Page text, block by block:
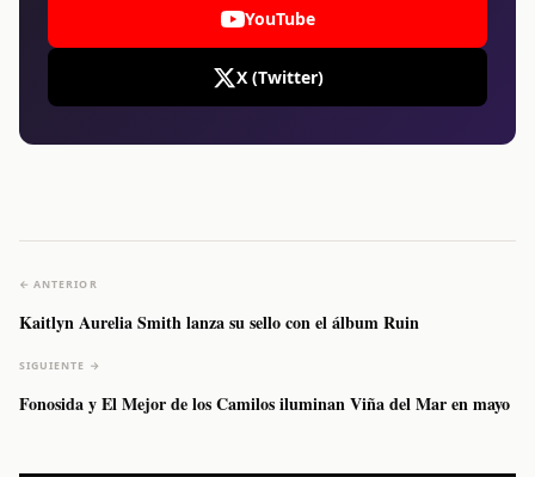
YouTube
X (Twitter)
← ANTERIOR
Kaitlyn Aurelia Smith lanza su sello con el álbum Ruin
SIGUIENTE →
Fonosida y El Mejor de los Camilos iluminan Viña del Mar en mayo